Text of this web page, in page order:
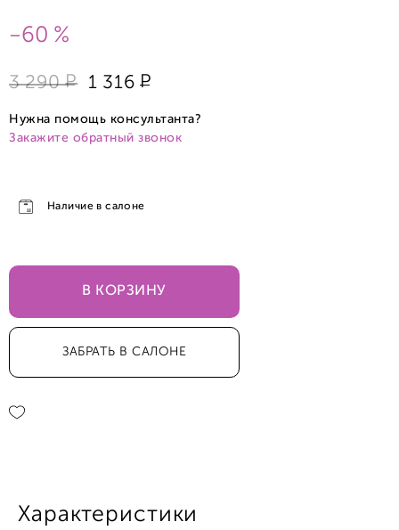
-60 %
3 290 Р 1 316 Р
Нужна помощь консультанта?
Закажите обратный звонок
Наличие в салоне
В КОРЗИНУ
ЗАБРАТЬ В САЛОНЕ
Характеристики